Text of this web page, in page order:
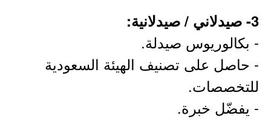
3- صيدلاني / صيدلانية:
- بكالوريوس صيدلة.
- حاصل على تصنيف الهيئة السعودية
للتخصصات.
- يفضّل خبرة.